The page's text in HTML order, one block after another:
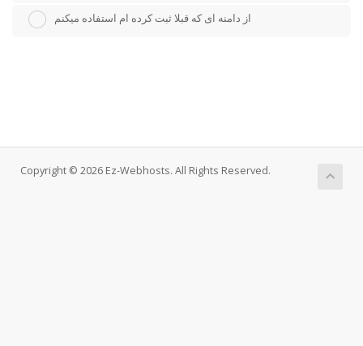
از دامنه ای که قبلا ثبت کرده ام استفاده میکنم
Copyright © 2026 Ez-Webhosts. All Rights Reserved.